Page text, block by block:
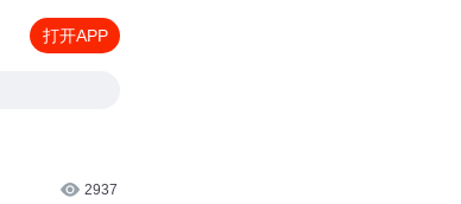
打开APP
2937